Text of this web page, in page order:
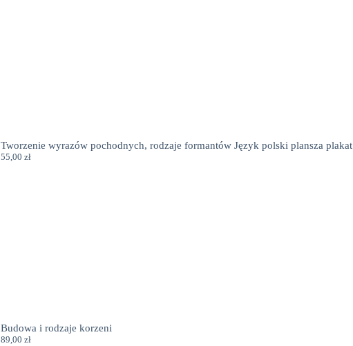
Tworzenie wyrazów pochodnych, rodzaje formantów Język polski plansza plakat
55,00 zł
Budowa i rodzaje korzeni
89,00 zł